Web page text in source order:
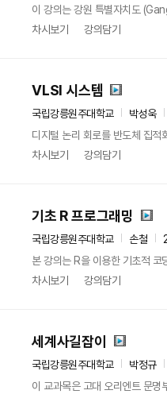
이 강의는 강원 특별자치도
차시보기
강의담기
VLSI 시스템
국립강릉원주대학교
박성욱
디지털 논리 회로를 반도체 집
차시보기
강의담기
기초 R 프로그래밍
국립강릉원주대학교 손철
본 강의는 R을 이용한 기초적
차시보기
강의담기
세계사길잡이
국립강릉원주대학교
박정규
이 교과목은 고대 오리엔트 문명